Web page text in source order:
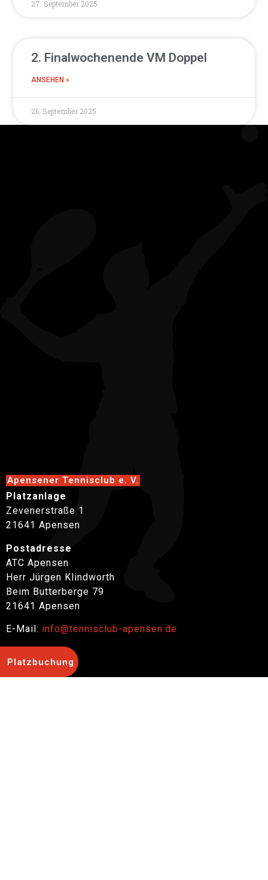
ZURÜCK
27. September 2025
2. Finalwochenende VM Doppel
ANSEHEN »
26. September 2025
Apensener Tennisclub e. V.
Platzanlage
Zevenerstraße 1
21641 Apensen
Postadresse
ATC Apensen
Herr Jürgen Klindworth
Beim Butterberge 79
21641 Apensen
E-Mail: info@tennisclub-apensen.de
Platzbuchung